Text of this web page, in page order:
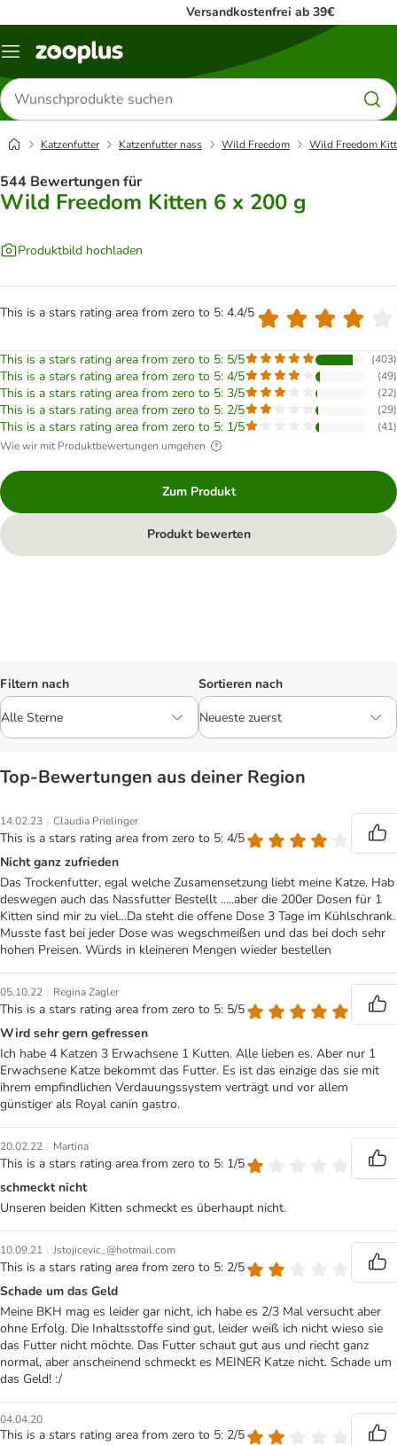
Versandkostenfrei ab 39€
Menü
Produkte
suchen
Katzenfutter Katzenfutter nass Wild Freedom Wild Freedom
544 Bewertungen für
Wild Freedom Kitten 6 x 200 g
Produktbild hochladen
This is a stars rating area from zero to 5: 4.4/5
This is a stars rating area from zero to 5: 5/5 (403)
This is a stars rating area from zero to 5: 4/5 (49)
This is a stars rating area from zero to 5: 3/5 (22)
This is a stars rating area from zero to 5: 2/5 (29)
This is a stars rating area from zero to 5: 1/5 (41)
Wie wir mit Produktbewertungen umgehen
Zum Produkt
Produkt bewerten
Filtern nach Sortieren nach
Top‑Bewertungen aus deiner Region
14.02.23 | Claudia Prielinger
This is a stars rating area from zero to 5: 4/5
Nicht ganz zufrieden
Das Trockenfutter, egal welche Zusamensetzung liebt meine Katze. Hab
deswegen auch das Nassfutter Bestellt .....aber die 200er Dosen für 1
Kitten sind mir zu viel...Da steht die offene Dose 3 Tage im Kühlschrank.
Musste fast bei jeder Dose was wegschmeißen und das bei doch sehr
hohen Preisen. Würds in kleineren Mengen wieder bestellen
05.10.22 | Regina Zagler
This is a stars rating area from zero to 5: 5/5
Wird sehr gern gefressen
Ich habe 4 Katzen 3 Erwachsene 1 Kutten. Alle lieben es. Aber nur 1
Erwachsene Katze bekommt das Futter. Es ist das einzige das sie mit
ihrem empfindlichen Verdauungssystem verträgt und vor allem
günstiger als Royal canin gastro.
20.02.22 | Martina
This is a stars rating area from zero to 5: 1/5
schmeckt nicht
Unseren beiden Kitten schmeckt es überhaupt nicht.
10.09.21 | Jstojicevic_@hotmail.com
This is a stars rating area from zero to 5: 2/5
Schade um das Geld
Meine BKH mag es leider gar nicht, ich habe es 2/3 Mal versucht aber
ohne Erfolg. Die Inhaltsstoffe sind gut, leider weiß ich nicht wieso sie
das Futter nicht möchte. Das Futter schaut gut aus und riecht ganz
normal, aber anscheinend schmeckt es MEINER Katze nicht. Schade um
das Geld! :/
04.04.20
This is a stars rating area from zero to 5: 2/5